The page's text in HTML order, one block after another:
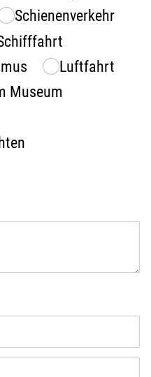
Schienenverkehr
Luftfahrt
Museum